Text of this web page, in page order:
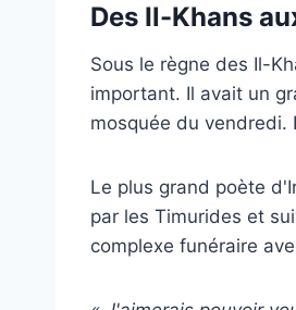
Des Il-Khans
Sous le règne des Il-
important. Il avait un
mosquée du vendredi.
Le plus grand poète
par les Timurides et
complexe funéraire